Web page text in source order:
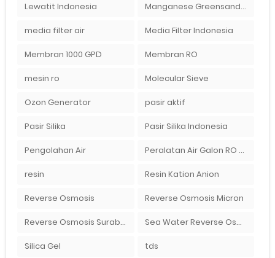
Lewatit Indonesia Manganese Greensand Plus
media filter air Media Filter Indonesia
Membran 1000 GPD Membran RO
mesin ro Molecular Sieve
Ozon Generator pasir aktif
Pasir Silika Pasir Silika Indonesia
Pengolahan Air Peralatan Air Galon RO Palembang
resin Resin Kation Anion
Reverse Osmosis Reverse Osmosis Micron
Reverse Osmosis Surabaya Sea Water Reverse Osmosis
Silica Gel tds